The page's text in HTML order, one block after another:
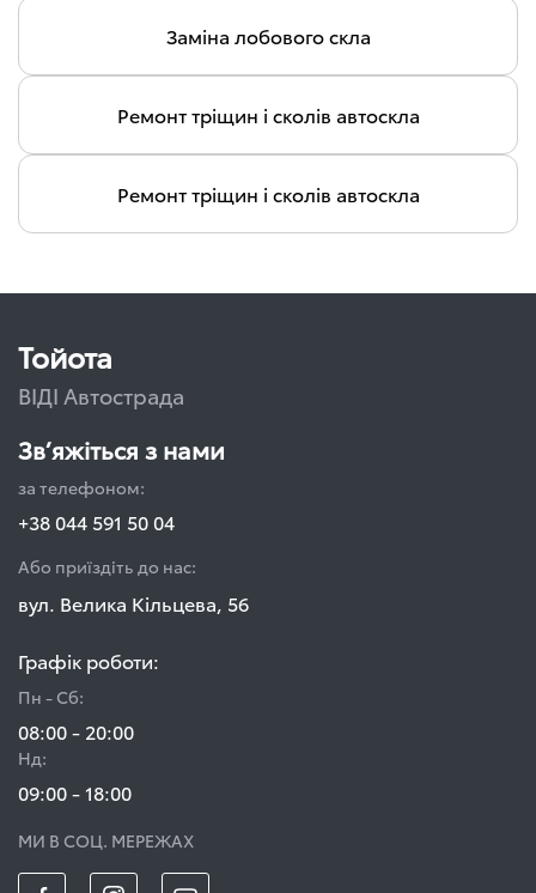
Заміна лобового скла
Ремонт тріщин і сколів автоскла
Ремонт тріщин і сколів автоскла
Тойота
ВІДІ Автострада
Зв’яжіться з нами
за телефоном:
+38 044 591 50 04
Або приїздіть до нас:
вул. Велика Кільцева, 56
Графік роботи:
Пн - Сб:
08:00 - 20:00
Нд:
09:00 - 18:00
МИ В СОЦ. МЕРЕЖАХ